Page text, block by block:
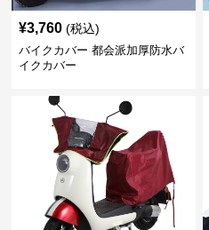
¥3,760 (税込)
バイクカバー 都会派加厚防水バ
イクカバー